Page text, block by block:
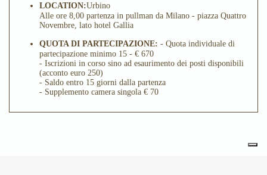
LOCATION:Urbino
Alle ore 8,00 partenza in pullman da Milano - piazza Quattro
Novembre, lato hotel Gallia
QUOTA DI PARTECIPAZIONE: - Quota individuale di
partecipazione minimo 15 - € 670
- Iscrizioni in corso sino ad esaurimento dei posti disponibili
(acconto euro 250)
- Saldo entro 15 giorni dalla partenza
- Supplemento camera singola € 70